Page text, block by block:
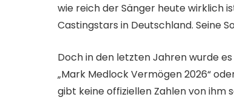
wie reich der Sänger heute wirklich
Castingstars in Deutschland. Seine
Doch in den letzten Jahren wurde
„Mark Medlock Vermögen 2026“
gibt keine offiziellen Zahlen von ihm